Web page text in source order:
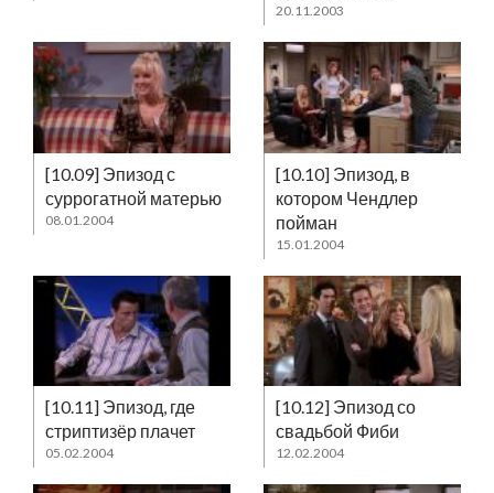
20.11.2003
[10.09] Эпизод с
суррогатной матерью
08.01.2004
[10.10] Эпизод, в
котором Чендлер
пойман
15.01.2004
[10.11] Эпизод, где
стриптизёр плачет
05.02.2004
[10.12] Эпизод со
свадьбой Фиби
12.02.2004